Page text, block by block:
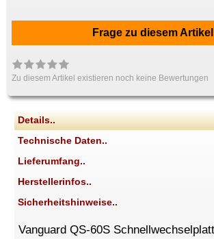
Frage zu diesem Artikel
Zu diesem Artikel existieren noch keine Bewertungen
Details..
Technische Daten..
Lieferumfang..
Herstellerinfos..
Sicherheitshinweise..
Vanguard QS-60S